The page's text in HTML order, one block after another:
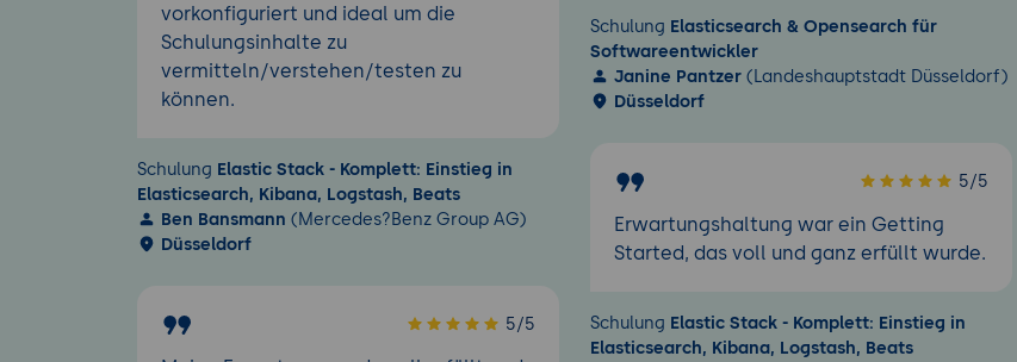
vorkonfiguriert und ideal um die
Schulungsinhalte zu
vermitteln/verstehen/testen zu
können.
Schulung Elastic Stack - Komplett: Einstieg in
Elasticsearch, Kibana, Logstash, Beats
Ben Bansmann (Mercedes?Benz Group AG)
Düsseldorf
5/5
Schulung Elasticsearch & Opensearch für
Softwareentwickler
Janine Pantzer (Landeshauptstadt Düsseldorf)
Düsseldorf
5/5
Erwartungshaltung war ein Getting
Started, das voll und ganz erfüllt wurde.
Schulung Elastic Stack - Komplett: Einstieg in
Elasticsearch, Kibana, Logstash, Beats